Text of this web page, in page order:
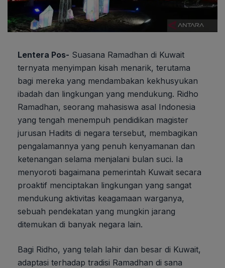
Lentera Pos- Suasana Ramadhan di Kuwait
ternyata menyimpan kisah menarik, terutama
bagi mereka yang mendambakan kekhusyukan
ibadah dan lingkungan yang mendukung. Ridho
Ramadhan, seorang mahasiswa asal Indonesia
yang tengah menempuh pendidikan magister
jurusan Hadits di negara tersebut, membagikan
pengalamannya yang penuh kenyamanan dan
ketenangan selama menjalani bulan suci. Ia
menyoroti bagaimana pemerintah Kuwait secara
proaktif menciptakan lingkungan yang sangat
mendukung aktivitas keagamaan warganya,
sebuah pendekatan yang mungkin jarang
ditemukan di banyak negara lain.
Bagi Ridho, yang telah lahir dan besar di Kuwait,
adaptasi terhadap tradisi Ramadhan di sana